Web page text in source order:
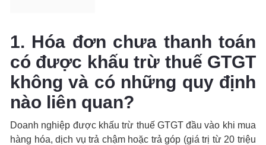
1. Hóa đơn chưa thanh toán
có được khấu trừ thuế GTGT
không và có những quy định
nào liên quan?
Doanh nghiệp được khấu trừ thuế GTGT đầu vào khi mua
hàng hóa, dịch vụ trả chậm hoặc trả góp (giá trị từ 20 triệu